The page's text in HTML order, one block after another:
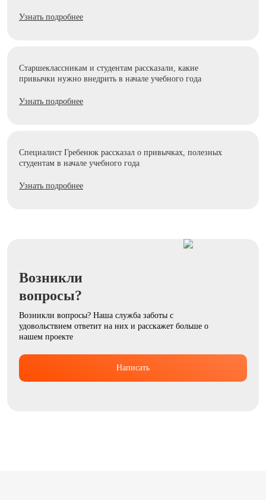
Узнать подробнее
Старшеклассникам и студентам рассказали, какие
привычки нужно внедрить в начале учебного года
Узнать подробнее
Специалист Гребенюк рассказал о привычках, полезных
студентам в начале учебного года
Узнать подробнее
Возникли
вопросы?
Возникли вопросы? Наша служба заботы с
удовольствием ответит на них и расскажет больше о
нашем проекте
Написать